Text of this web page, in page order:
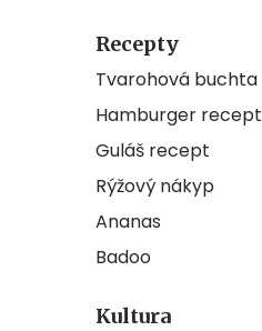
Recepty
Tvarohová buchta
Hamburger recept
Guláš recept
Rýžový nákyp
Ananas
Badoo
Kultura